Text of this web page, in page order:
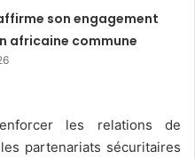
son engagement
africaine commune
les relations de
partenariats sécuritaires